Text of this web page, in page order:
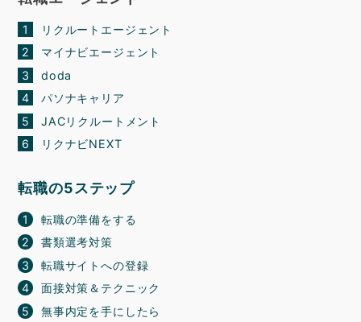
リクルートエージェント
マイナビエージェント
doda
パソナキャリア
JACリクルートメント
リクナビNEXT
転職の5ステップ
転職の準備をする
書類選考対策
転職サイトへの登録
面接対策＆テクニック
無事内定を手にしたら